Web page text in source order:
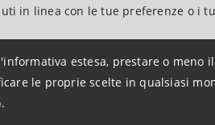
in linea con le tue preferenze o i
estesa, prestare o meno
le proprie scelte in qualsiasi
16 dicembre 2010 alle ore 17:08:31